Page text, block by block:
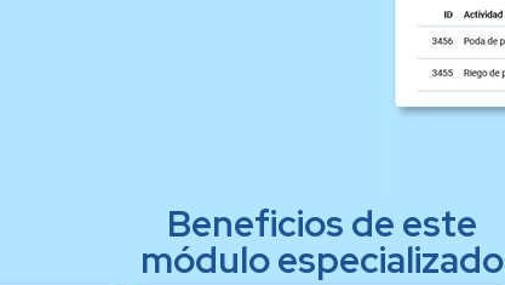
Beneficios de este
módulo especializado